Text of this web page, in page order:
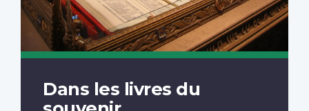
Dans les livres du